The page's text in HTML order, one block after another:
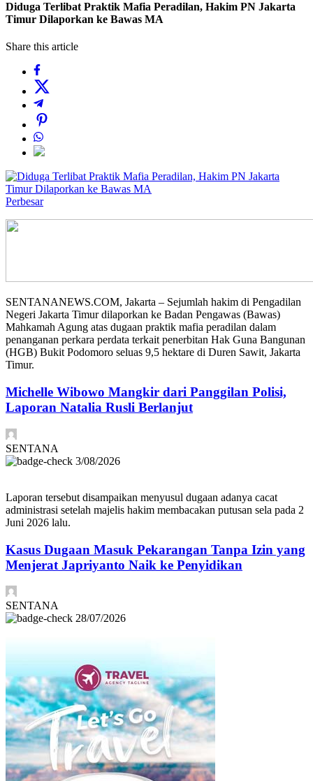
Diduga Terlibat Praktik Mafia Peradilan, Hakim PN Jakarta
Timur Dilaporkan ke Bawas MA
Share this article
Perbesar
SENTANANEWS.COM, Jakarta – Sejumlah hakim di Pengadilan
Negeri Jakarta Timur dilaporkan ke Badan Pengawas (Bawas)
Mahkamah Agung atas dugaan praktik mafia peradilan dalam
penanganan perkara perdata terkait penerbitan Hak Guna Bangunan
(HGB) Bukit Podomoro seluas 9,5 hektare di Duren Sawit, Jakarta
Timur.
Michelle Wibowo Mangkir dari Panggilan Polisi,
Laporan Natalia Rusli Berlanjut
SENTANA
3/08/2026
Laporan tersebut disampaikan menyusul dugaan adanya cacat
administrasi setelah majelis hakim membacakan putusan sela pada 2
Juni 2026 lalu.
Kasus Dugaan Masuk Pekarangan Tanpa Izin yang
Menjerat Japriyanto Naik ke Penyidikan
SENTANA
28/07/2026